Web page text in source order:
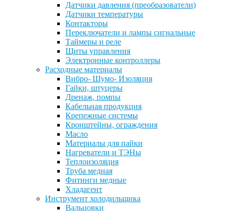
Датчики давления (преобразователи)
Датчики температуры
Контакторы
Переключатели и лампы сигнальные
Таймеры и реле
Щиты управления
Электронные контроллеры
Расходные материалы
Вибро- Шумо- Изоляция
Гайки, штуцеры
Дренаж, помпы
Кабельная продукция
Крепежные системы
Кронштейны, ограждения
Масло
Материалы для пайки
Нагреватели и ТЭНы
Теплоизоляция
Труба медная
Фитинги медные
Хладагент
Инструмент холодильщика
Вальцовки